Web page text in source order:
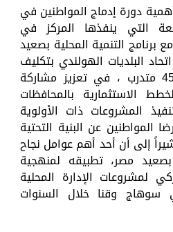
دورة إدماج المواطنين في
التي ينفذها المركز في
برنامج التنمية المحلية بصعيد
البلديات الهولندي بتكليف
رئاسي ويستفيد منها 45 متدرب ، في تعزيز مشاركة
الاستثمارية بالمحافظات
المشروعات ذات الأولوية
عن البنية التحتية
إلى أن أحد أهم عوامل نجاح
بصعيد مصر، تطبيقه لمنهجية
لمشروعات الإدارة المحلية
سوهاج وقنا خلال السنوات